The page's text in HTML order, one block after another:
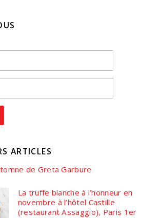
ARTICLES
de Greta Garbure
La truffe blanche à l’honneur en
novembre à l’hôtel Castille
(restaurant Assaggio), Paris 1er